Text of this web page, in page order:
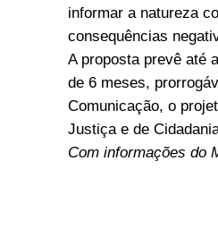
informar a natureza
consequências
A proposta prevê até
de 6 meses,
Comunicação, o
Justiça e de
Com informações do